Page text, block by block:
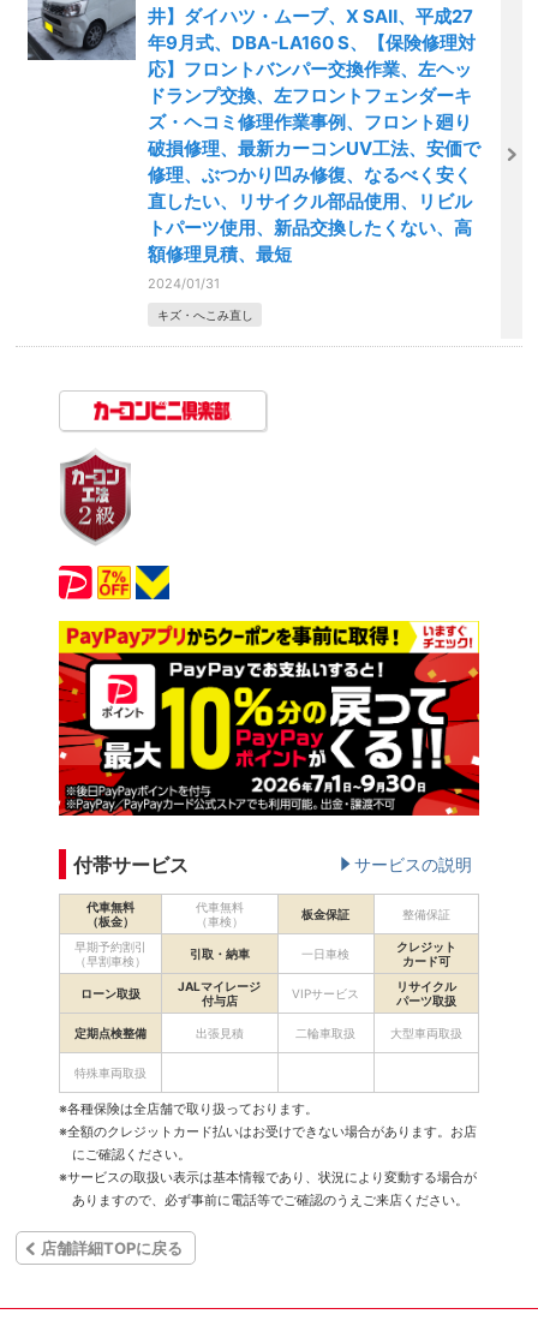
井】ダイハツ・ムーブ、X SAⅡ、平成27
年9月式、DBA-LA160 S、【保険修理対
応】フロントバンパー交換作業、左ヘッ
ドランプ交換、左フロントフェンダーキ
ズ・ヘコミ修理作業事例、フロント廻り
破損修理、最新カーコンUV工法、安価で
修理、ぶつかり凹み修復、なるべく安く
直したい、リサイクル部品使用、リビル
トパーツ使用、新品交換したくない、高
額修理見積、最短
2024/01/31
キズ・へこみ直し
付帯サービス サービスの説明
代車無料
（板金）
代車無料
（車検）
板金保証 整備保証
早期予約割引
（早割車検）
引取・納車 一日車検
クレジット
カード可
ローン取扱
JALマイレージ
付与店
VIPサービス
リサイクル
パーツ取扱
定期点検整備 出張見積 二輪車取扱 大型車両取扱
特殊車両取扱
※各種保険は全店舗で取り扱っております。
※全額のクレジットカード払いはお受けできない場合があります。お店
にご確認ください。
※サービスの取扱い表示は基本情報であり、状況により変動する場合が
ありますので、必ず事前に電話等でご確認のうえご来店ください。
店舗詳細TOPに戻る